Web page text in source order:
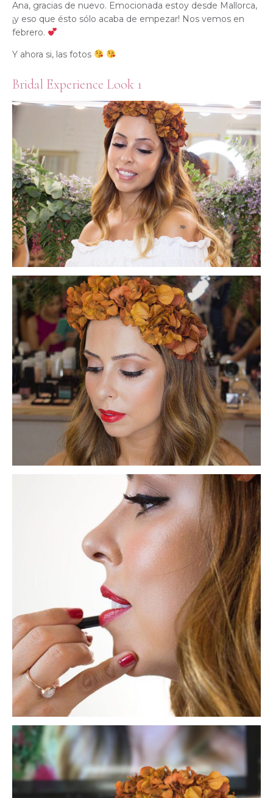
Ana, gracias de nuevo. Emocionada estoy desde Mallorca,
¡y eso que ésto sólo acaba de empezar! Nos vemos en
febrero.
Y ahora si, las fotos
Bridal Experience Look 1